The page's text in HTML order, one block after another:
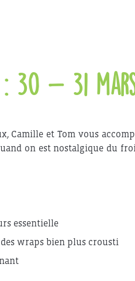
30 – 31
Camille et Tom vous
on est nostalgique du
essentielle
des wraps bien plus crousti